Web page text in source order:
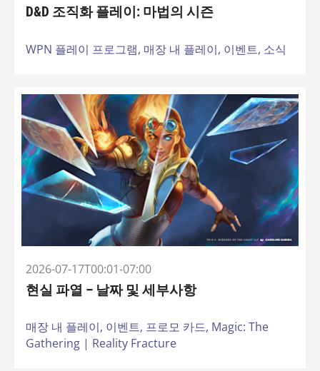
D&D 조직화 플레이: 마법의 시즌
WPN 플레이 프로그램, 매장 내 플레이, 이벤트, 소식
2026-07-17T00:01-07:00
현실 파열 – 날짜 및 세부사항
매장 내 플레이, 이벤트, 프로모 카드, Magic: The
Gathering | Reality Fracture